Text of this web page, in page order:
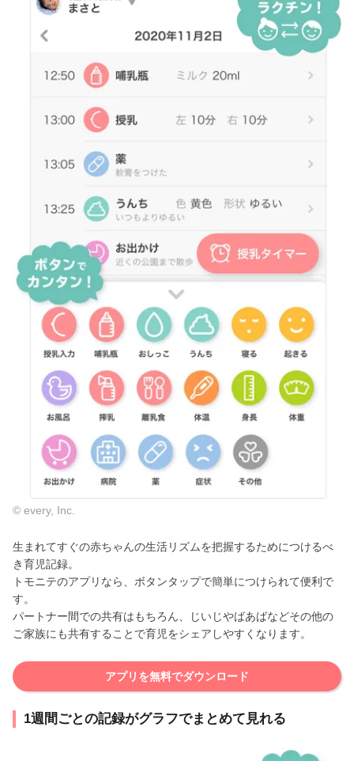
© every, Inc.
生まれてすぐの赤ちゃんの生活リズムを把握するためにつけるべ
き育児記録。
トモニテのアプリなら、ボタンタップで簡単につけられて便利で
す。
パートナー間での共有はもちろん、じいじやばあばなどその他の
ご家族にも共有することで育児をシェアしやすくなります。
アプリを無料でダウンロード
1週間ごとの記録がグラフでまとめて見れる